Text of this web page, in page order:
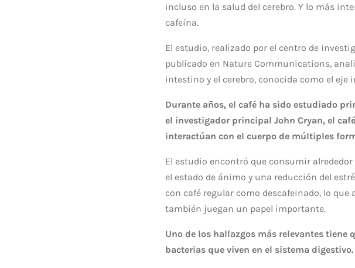
incluso en la salud del cerebro. Y lo más
cafeína.
El estudio, realizado por el centro de
publicado en Nature Communications,
intestino y el cerebro, conocida como el eje
Durante años, el café ha sido estudiado
el investigador principal John Cryan, el
interactúan con el cuerpo de múltiples
El estudio encontró que consumir
el estado de ánimo y una reducción del
con café regular como descafeinado, lo
también juegan un papel importante.
Uno de los hallazgos más relevantes
bacterias que viven en el sistema digestivo.